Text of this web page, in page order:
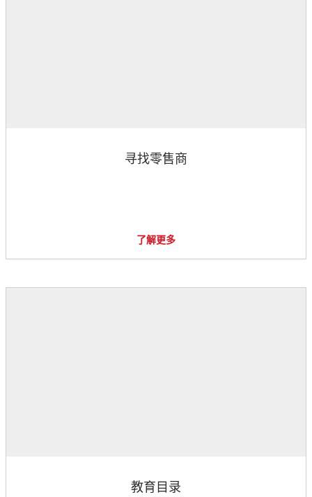
寻找零售商
了解更多
教育目录